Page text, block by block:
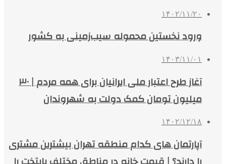
۱۴۰۲/۱۱/۲۰
ورود نخستین محموله سیب‌زمینی به کشور
۱۴۰۳/۱۱/۰۱
آغاز طرح اعتبار ملی ایرانیان برای همه مردم | ۳۰
میلیون تومان کمک دولت به شهروندان
۱۴۰۲/۱۲/۱۸
آپارتمان‌ های کدام منطقه تهران بیشترین مشتری